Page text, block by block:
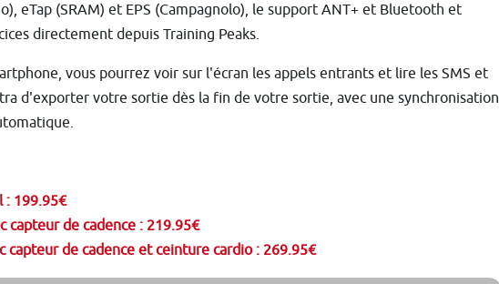
eTap (SRAM) et EPS (Campagnolo), le support ANT+ et Bluetooth et
directement depuis Training Peaks.
vous pourrez voir sur l'écran les appels entrants et lire les SMS et
d'exporter votre sortie dès la fin de votre sortie, avec une synchronisation
: 199.95€
capteur de cadence : 219.95€
capteur de cadence et ceinture cardio : 269.95€